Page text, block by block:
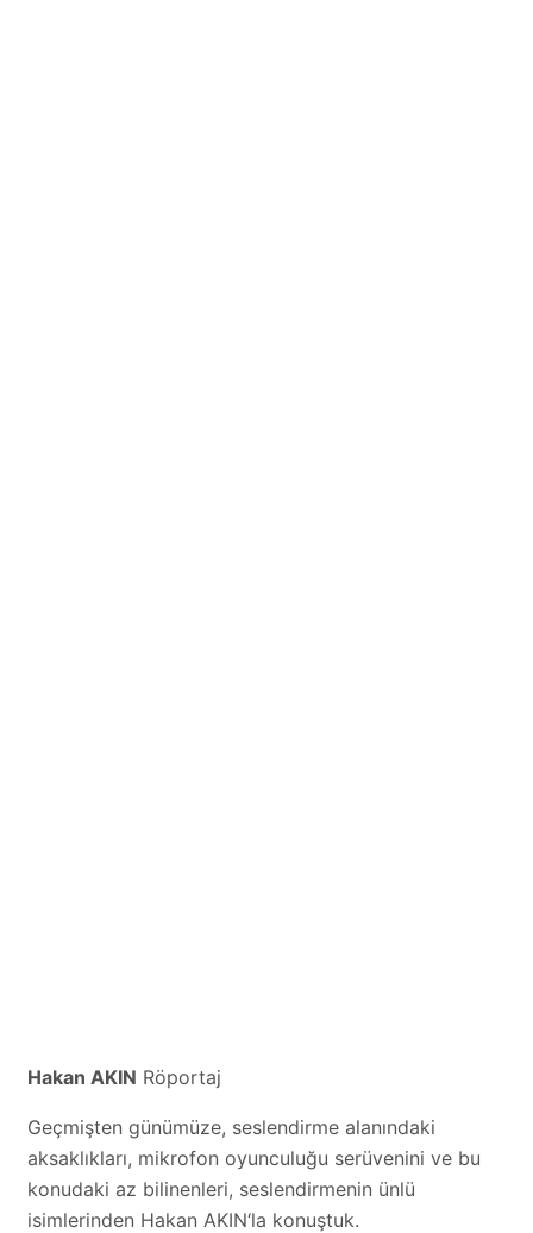
Hakan AKIN Röportaj
Geçmişten günümüze, seslendirme alanındaki
aksaklıkları, mikrofon oyunculuğu serüvenini ve bu
konudaki az bilinenleri, seslendirmenin ünlü
isimlerinden Hakan AKIN‘la konuştuk.